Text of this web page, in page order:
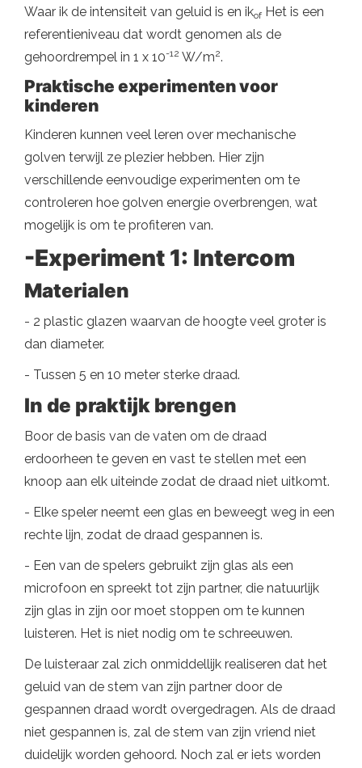
Waar ik de intensiteit van geluid is en ikof Het is een
referentieniveau dat wordt genomen als de
gehoordrempel in 1 x 10-12 W/m2.
Praktische experimenten voor
kinderen
Kinderen kunnen veel leren over mechanische
golven terwijl ze plezier hebben. Hier zijn
verschillende eenvoudige experimenten om te
controleren hoe golven energie overbrengen, wat
mogelijk is om te profiteren van.
-Experiment 1: Intercom
Materialen
- 2 plastic glazen waarvan de hoogte veel groter is
dan diameter.
- Tussen 5 en 10 meter sterke draad.
In de praktijk brengen
Boor de basis van de vaten om de draad
erdoorheen te geven en vast te stellen met een
knoop aan elk uiteinde zodat de draad niet uitkomt.
- Elke speler neemt een glas en beweegt weg in een
rechte lijn, zodat de draad gespannen is.
- Een van de spelers gebruikt zijn glas als een
microfoon en spreekt tot zijn partner, die natuurlijk
zijn glas in zijn oor moet stoppen om te kunnen
luisteren. Het is niet nodig om te schreeuwen.
De luisteraar zal zich onmiddellijk realiseren dat het
geluid van de stem van zijn partner door de
gespannen draad wordt overgedragen. Als de draad
niet gespannen is, zal de stem van zijn vriend niet
duidelijk worden gehoord. Noch zal er iets worden